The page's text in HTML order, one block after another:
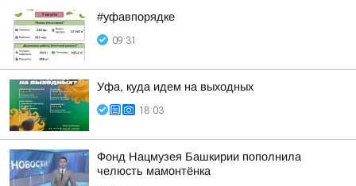
#уфавпорядке
09:31
Уфа, куда идем на выходных
18:03
Фонд Нацмузея Башкирии пополнила
челюсть мамонтёнка